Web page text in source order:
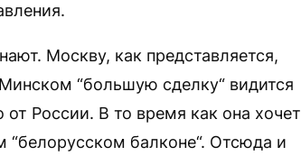
Москву, как представляется,
“большую сделку“ видится
от России. В то время как она хочет
“белорусском балконе“. Отсюда и